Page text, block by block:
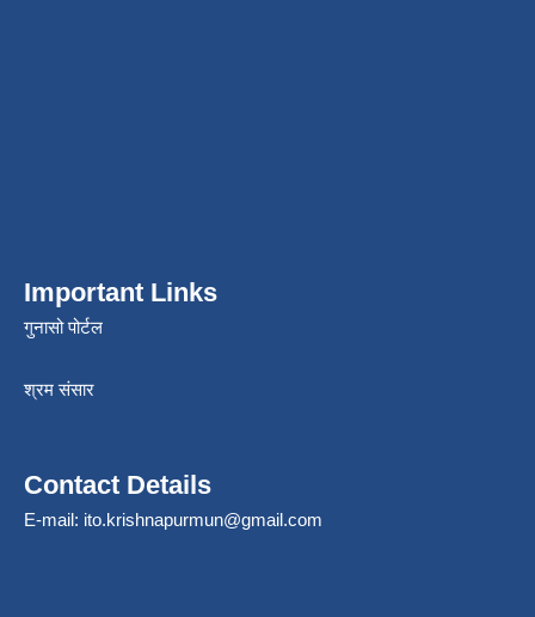
Important Links
गुनासो पोर्टल
श्रम संसार
Contact Details
E-mail: ito.krishnapurmun@gmail.com